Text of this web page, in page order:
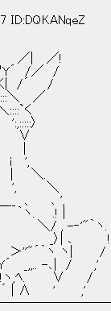
ID:DQKANqeZ
／| 　／!
　/／　/
/´　　/
＼　 ／
く
〉
　∨
　　　　　　　
　 ',
　　　　　　　　
', 　 　 ＼
　、 　 ､ ',
ヽ.　　.! |
　　 ＼/ , -‐'"｀ヽ.
　　　 _〉| ､　　 　 !
''"´｀ヽ ヽ|　　　/
　 _,,.. -､|　/　　 ,'
!ヽ,ﾍ.　　　∨ 　　/
　　 '　 　 ,'